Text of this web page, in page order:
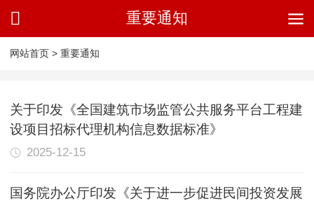
重要通知
网站首页 >重要通知
关于印发《全国建筑市场监管公共服务平台工程建
设项目招标代理机构信息数据标准》
2025-12-15
国务院办公厅印发《关于进一步促进民间投资发展